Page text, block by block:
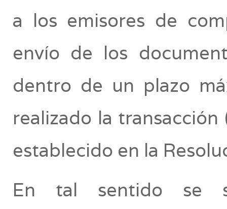
a los emisores de
envío de los
dentro de un plazo
realizado la
establecido en la
En tal sentido se